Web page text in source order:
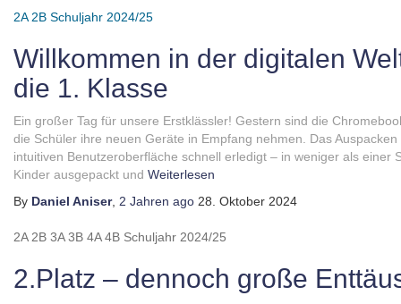
2A 2B Schuljahr 2024/25
Willkommen in der digitalen
die 1. Klasse
Ein großer Tag für unsere Erstklässler! Gestern sind die
die Schüler ihre neuen Geräte in Empfang nehmen. Das
intuitiven Benutzeroberfläche schnell erledigt – in weniger als einer
Kinder ausgepackt und Weiterlesen
By Daniel Aniser, 2 Jahren ago 28. Oktober 2024
2A 2B 3A 3B 4A 4B Schuljahr 2024/25
2.Platz – dennoch große